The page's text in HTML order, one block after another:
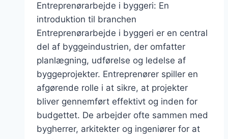
Entreprenørarbejde i byggeri: En
introduktion til branchen
Entreprenørarbejde i byggeri er en central
del af byggeindustrien, der omfatter
planlægning, udførelse og ledelse af
byggeprojekter. Entreprenører spiller en
afgørende rolle i at sikre, at projekter
bliver gennemført effektivt og inden for
budgettet. De arbejder ofte sammen med
bygherrer, arkitekter og ingeniører for at